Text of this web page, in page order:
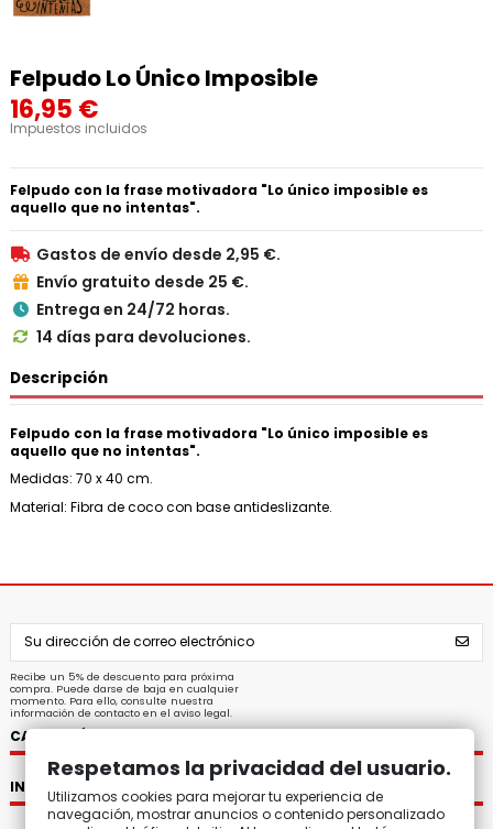
Felpudo Lo Único Imposible
16,95 €
Impuestos incluidos
Felpudo con la frase motivadora "Lo único imposible es
aquello que no intentas".
 Gastos de envío desde 2,95 €.
 Envío gratuito desde 25 €.
 Entrega en 24/72 horas.
 14 días para devoluciones.
Descripción
Felpudo con la frase motivadora "Lo único imposible es
aquello que no intentas".
Medidas: 70 x 40 cm.
Material: Fibra de coco con base antideslizante.
Recibe un 5% de descuento para próxima
compra. Puede darse de baja en cualquier
momento. Para ello, consulte nuestra
información de contacto en el aviso legal.
CATEGORÍAS
INFORMACIÓN
Respetamos la privacidad del usuario.
Utilizamos cookies para mejorar tu experiencia de
navegación, mostrar anuncios o contenido personalizado